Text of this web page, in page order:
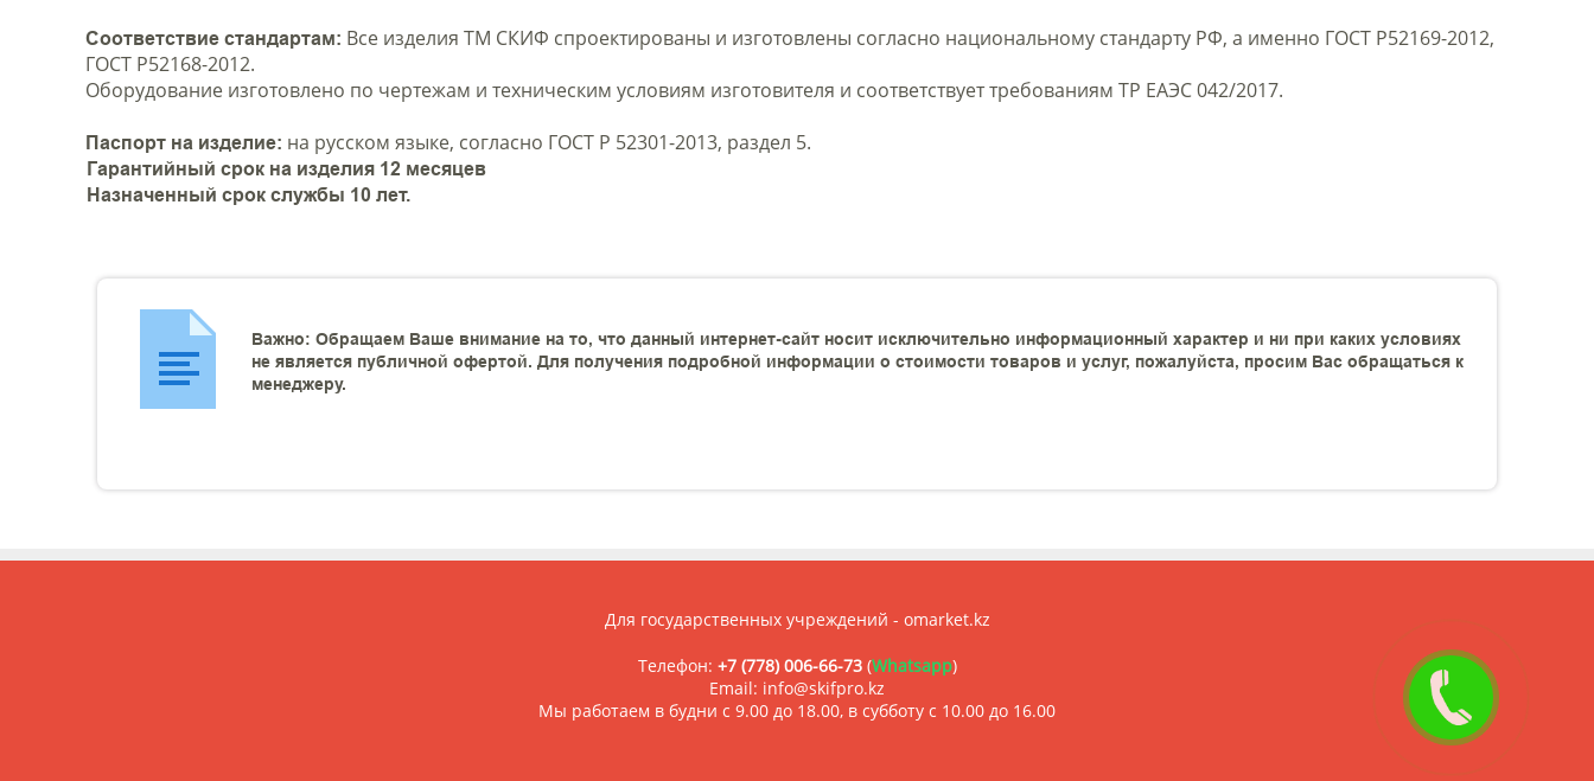
Соответствие стандартам: Все изделия ТМ СКИФ спроектированы и изготовлены согласно национальному стандарту РФ, а именно ГОСТ Р52169-2012,
ГОСТ Р52168-2012.
Оборудование изготовлено по чертежам и техническим условиям изготовителя и соответствует требованиям ТР ЕАЭС 042/2017.
Паспорт на изделие: на русском языке, согласно ГОСТ Р 52301-2013, раздел 5.
Гарантийный срок на изделия 12 месяцев
Назначенный срок службы 10 лет.
Важно: Обращаем Ваше внимание на то, что данный интернет-сайт носит исключительно информационный характер и ни при каких условиях
не является публичной офертой. Для получения подробной информации о стоимости товаров и услуг, пожалуйста, просим Вас обращаться к
менеджеру.
Для государственных учреждений - omarket.kz
Телефон: +7 (778) 006-66-73(Whatsapp)
Email: info@skifpro.kz
Мы работаем в будни с 9.00 до 18.00, в субботу с 10.00 до 16.00